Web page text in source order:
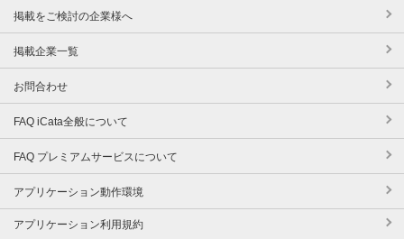
掲載をご検討の企業様へ
掲載企業一覧
お問合わせ
FAQ iCata全般について
FAQ プレミアムサービスについて
アプリケーション動作環境
アプリケーション利用規約